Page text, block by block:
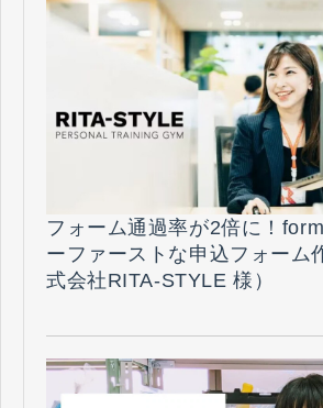
フォーム通過率が2倍に！
ーファーストな申込フォーム
式会社RITA-STYLE 様）